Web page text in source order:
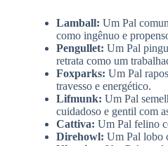
Lamball: Um Pal
como ingênuo e
Pengullet: Um Pal
retrata como um
Foxparks: Um Pal
travesso e energético.
Lifmunk: Um Pal
cuidadoso e gentil com
Cattiva: Um Pal felino
Direhowl: Um Pal lobo